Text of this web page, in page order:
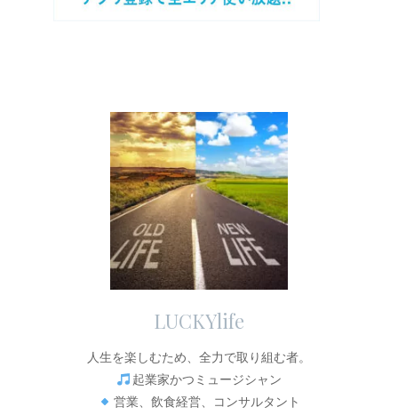
LUCKYlife
人生を楽しむため、全力で取り組む者。
起業家かつミュージシャン
営業、飲食経営、コンサルタント